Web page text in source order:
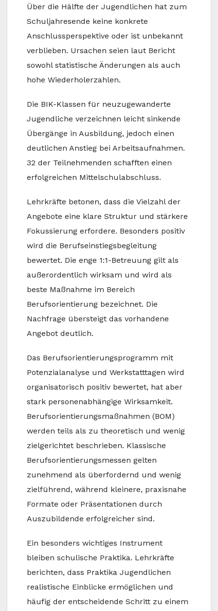
Über die Hälfte der Jugendlichen hat zum
Schuljahresende keine konkrete
Anschlussperspektive oder ist unbekannt
verblieben. Ursachen seien laut Bericht
sowohl statistische Änderungen als auch
hohe Wiederholerzahlen.
Die BIK-Klassen für neuzugewanderte
Jugendliche verzeichnen leicht sinkende
Übergänge in Ausbildung, jedoch einen
deutlichen Anstieg bei Arbeitsaufnahmen.
32 der Teilnehmenden schafften einen
erfolgreichen Mittelschulabschluss.
Lehrkräfte betonen, dass die Vielzahl der
Angebote eine klare Struktur und stärkere
Fokussierung erfordere. Besonders positiv
wird die Berufseinstiegsbegleitung
bewertet. Die enge 1:1-Betreuung gilt als
außerordentlich wirksam und wird als
beste Maßnahme im Bereich
Berufsorientierung bezeichnet. Die
Nachfrage übersteigt das vorhandene
Angebot deutlich.
Das Berufsorientierungsprogramm mit
Potenzialanalyse und Werkstatttagen wird
organisatorisch positiv bewertet, hat aber
stark personenabhängige Wirksamkeit.
Berufsorientierungsmaßnahmen (BOM)
werden teils als zu theoretisch und wenig
zielgerichtet beschrieben. Klassische
Berufsorientierungsmessen gelten
zunehmend als überfordernd und wenig
zielführend, während kleinere, praxisnahe
Formate oder Präsentationen durch
Auszubildende erfolgreicher sind.
Ein besonders wichtiges Instrument
bleiben schulische Praktika. Lehrkräfte
berichten, dass Praktika Jugendlichen
realistische Einblicke ermöglichen und
häufig der entscheidende Schritt zu einem